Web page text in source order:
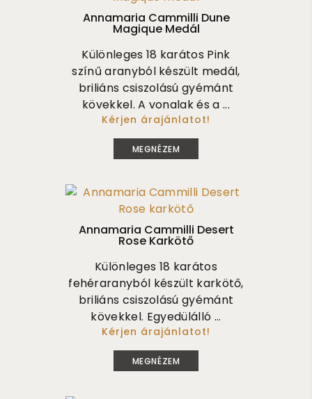
Annamaria Cammilli Dune
Magique Medál
Különleges 18 karátos Pink
színű aranyból készült medál,
briliáns csiszolású gyémánt
kövekkel. A vonalak és a ...
Kérjen árajánlatot!
MEGNÉZEM
Annamaria Cammilli Desert
Rose Karkötő
Különleges 18 karátos
fehéraranyból készült karkötő,
briliáns csiszolású gyémánt
kövekkel. Egyedülálló ...
Kérjen árajánlatot!
MEGNÉZEM